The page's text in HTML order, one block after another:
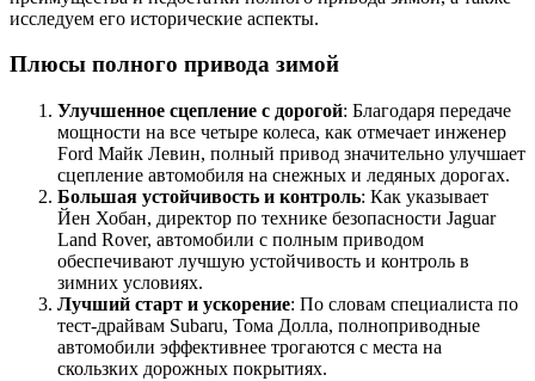
исследуем его исторические аспекты.
Плюсы полного привода зимой
Улучшенное сцепление с дорогой: Благодаря передаче
мощности на все четыре колеса, как отмечает инженер
Ford Майк Левин, полный привод значительно улучшает
сцепление автомобиля на снежных и ледяных дорогах.
Большая устойчивость и контроль: Как указывает
Йен Хобан, директор по технике безопасности Jaguar
Land Rover, автомобили с полным приводом
обеспечивают лучшую устойчивость и контроль в
зимних условиях.
Лучший старт и ускорение: По словам специалиста по
тест-драйвам Subaru, Тома Долла, полноприводные
автомобили эффективнее трогаются с места на
скользких дорожных покрытиях.